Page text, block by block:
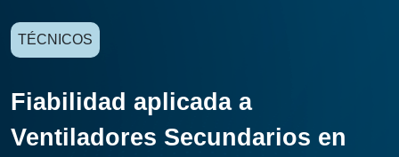
TÉCNICOS
Fiabilidad aplicada a
Ventiladores Secundarios en